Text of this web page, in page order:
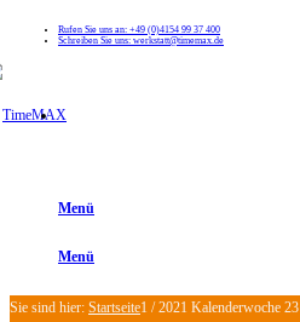
Rufen Sie uns an: +49 (0)4154 99 37 400
Schreiben Sie uns: werkstatt@timemax.de
Menü
Menü
Sie sind hier: Startseite1 / 2021 Kalenderwoche 23